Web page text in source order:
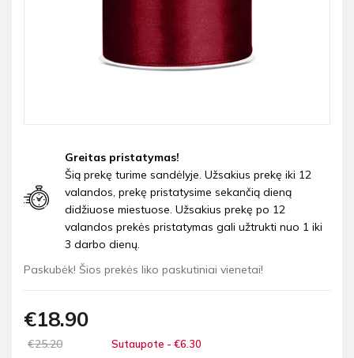
Greitas pristatymas!
Šią prekę turime sandėlyje. Užsakius prekę iki 12
valandos, prekę pristatysime sekančią dieną
didžiuose miestuose. Užsakius prekę po 12
valandos prekės pristatymas gali užtrukti nuo 1 iki
3 darbo dienų.
Paskubėk! Šios prekės liko paskutiniai vienetai!
€18 90
€2520 Sutaupote - €6 30